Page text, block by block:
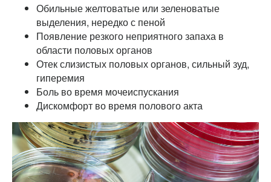
Обильные желтоватые или зеленоватые
выделения, нередко с пеной
Появление резкого неприятного запаха в
области половых органов
Отек слизистых половых органов, сильный зуд,
гиперемия
Боль во время мочеиспускания
Дискомфорт во время полового акта